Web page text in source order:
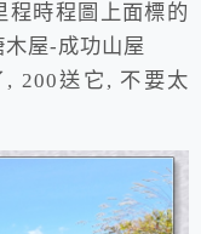
程時程圖上面標的
屋-成功山屋
200送它, 不要太